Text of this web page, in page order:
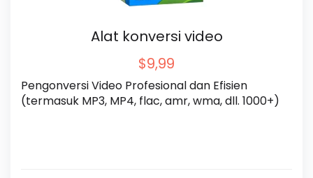
Alat konversi video
$9,99
Pengonversi Video Profesional dan Efisien
(termasuk MP3, MP4, flac, amr, wma, dll. 1000+)